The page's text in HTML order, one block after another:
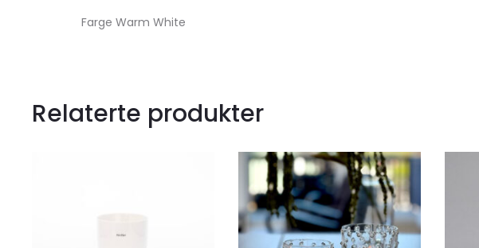
Farge Warm White
Relaterte produkter
Legg
til